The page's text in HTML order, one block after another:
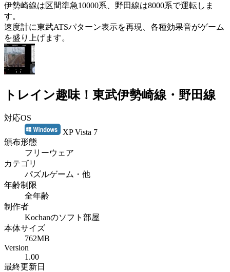
伊勢崎線は区間準急10000系、野田線は8000系で運転しま
す。
速度計に東武ATSパターン表示を再現、各種効果音がゲーム
を盛り上げます。
トレイン趣味！東武伊勢崎線・野田線
対応OS
XP Vista 7
頒布形態
フリーウェア
カテゴリ
パズルゲーム・他
年齢制限
全年齢
制作者
Kochanのソフト部屋
本体サイズ
762MB
Version
1.00
最終更新日